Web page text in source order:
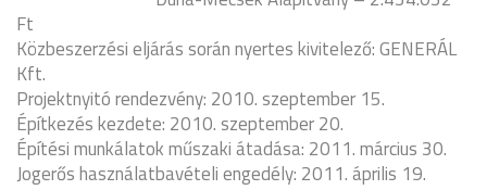
Ft
Közbeszerzési eljárás során nyertes kivitelező: GENERÁL
Kft.
Projektnyitó rendezvény: 2010. szeptember 15.
Építkezés kezdete: 2010. szeptember 20.
Építési munkálatok műszaki átadása: 2011. március 30.
Jogerős használatbavételi engedély: 2011. április 19.